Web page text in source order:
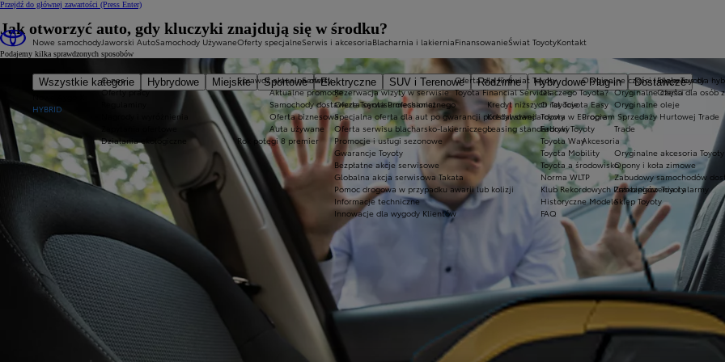
Przejdź do głównej zawartości (Press Enter)
Nowe samochody
Wszystkie kategorie Hybrydowe Miejskie Sportowe Elektryczne SUV i Terenowe Rodzinne Hybrydowe Plug-in
Dostawcze
HYBRID
Jaworski Auto
O nas
Oferty pracy
Nagrody i wyróżnienia
Działania ekologiczne
Samochody UżywaneOferty specjalne
Sprawdź aktualne oferty
Aktualne promocje
Samochody dostawcze Toyota Professional
Oferta biznesowa
Auta używane
Rok potęgi 8 premier
Ekobonus dla
Oferta dla osób
Serwis i akcesoria
Serwis
Rezerwacja wizyty w serwisie
Oferta serwisu mechanicznego
Specjalna oferta dla aut po gwarancji podstawowej
Oferta serwisu blacharsko-lakierniczego
Promocje i usługi sezonowe
Gwarancje Toyoty
Bezpłatne akcje serwisowe
Globalna akcja serwisowa Takata
Pomoc drogowa w przypadku awarii lub kolizji
Informacje techniczne
Innowacje dla wygody Klientów
Oryginalne części i oleje Toyoty
Oryginalne części
Oryginalne oleje
Program Sprzedaży Hurtowej Trade
Trade
Akcesoria
Oryginalne akcesoria Toyoty
Opony i koła zimowe
Zabudowy samochodów
Zabezpieczenia i alarmy
Sklep Toyoty
Blacharnia i lakierniaFinansowanie
Oferta dla firm
Toyota Financial Services
Kredyt niższych rat Toyota Easy
Kredyt standardowy
Leasing standardowy
Świat Toyoty
Świat Toyoty
Dlaczego Toyota?
O Toyocie
Toyota w Europie
Fabryki Toyoty
Toyota Way
Toyota Mobility
Toyota a środowisko
Norma WLTP
Klub Rekordowych Przebiegów Toyoty
Historyczne Modele
FAQ
Kontakt
Jak otworzyć auto, gdy kluczyki znajdują się w środku?
Podajemy kilka sprawdzonych sposobów